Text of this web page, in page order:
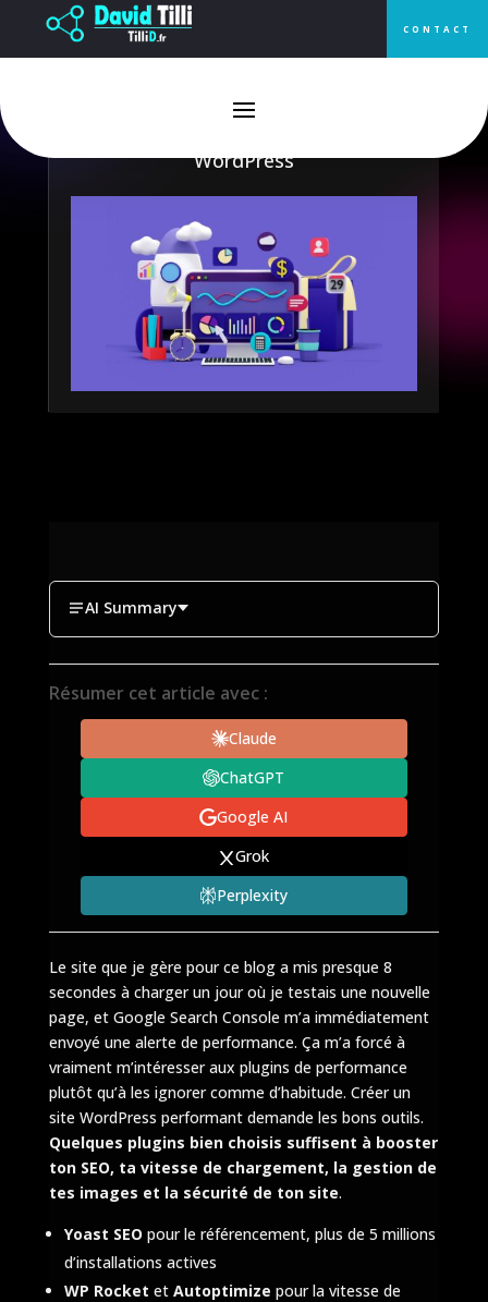
CONTACT
Les meilleurs plugins à installer
pour améliorer les
WordPress
AI Summary
Résumer cet article avec :
Claude
ChatGPT
Google AI
Grok
Perplexity
Le site que je gère pour ce blog a mis presque 8
secondes à charger un jour où je testais une nouvelle
page, et Google Search Console m’a immédiatement
envoyé une alerte de performance. Ça m’a forcé à
vraiment m’intéresser aux plugins de performance
plutôt qu’à les ignorer comme d’habitude. Créer un
site WordPress performant demande les bons outils.
Quelques plugins bien choisis suffisent à booster
ton SEO, ta vitesse de chargement, la gestion de
tes images et la sécurité de ton site.
Yoast SEO pour le référencement, plus de 5 millions
d’installations actives
WP Rocket et Autoptimize pour la vitesse de